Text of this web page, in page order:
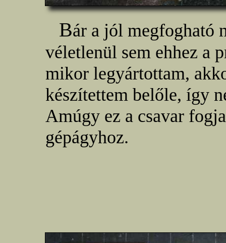
Bár a jól megfogható
véletlenül sem ehhez a
mikor legyártottam,
készítettem belőle, így
Amúgy ez a csavar
gépágyhoz.